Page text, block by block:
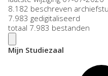
8.182 beschreven
7.983 gedigitaliseerd
totaal 7.983 bestanden
Mijn Studiezaal